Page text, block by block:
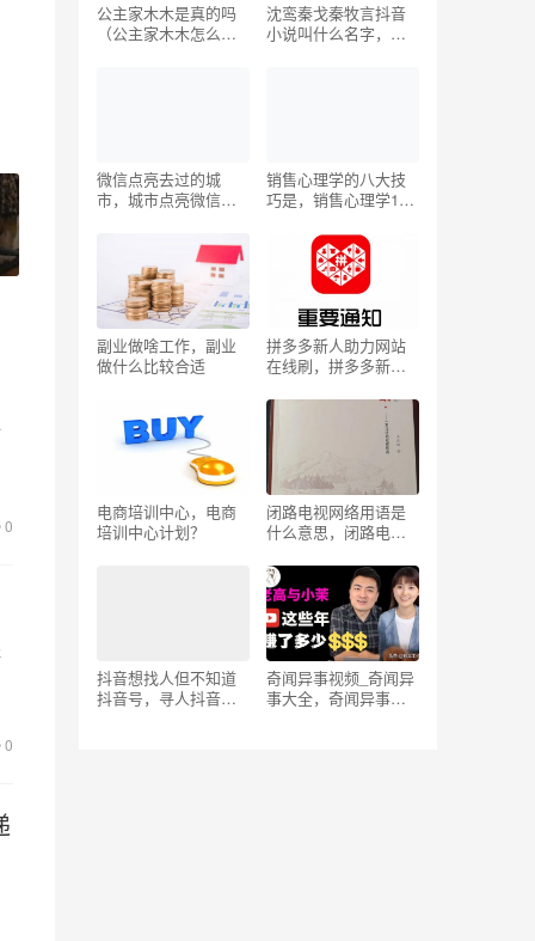
0
0
公主家木木是真的吗
（公主家木木怎么消
沈鸾秦戈秦牧言抖音
小说叫什么名字，沈
微信点亮去过的城
市，城市点亮微信游
销售心理学的八大技
巧是，销售心理学15
副业做啥工作，副业
做什么比较合适
拼多多新人助力网站
在线刷，拼多多新人
电商培训中心，电商
培训中心计划？
闭路电视网络用语是
什么意思，闭路电视
啊
抖音想找人但不知道
抖音号，寻人抖音号
奇闻异事视频_奇闻异
事大全，奇闻异事短